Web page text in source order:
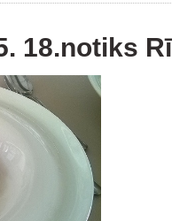
18.notiks